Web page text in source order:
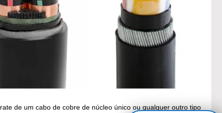
de um cabo de cobre de núcleo único ou qualquer outro tipo